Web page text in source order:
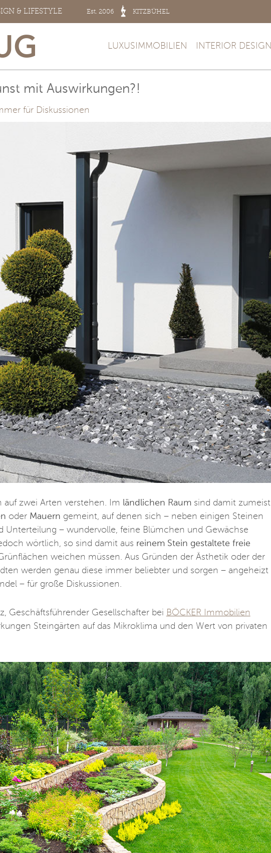
& LIFESTYLE Est. 2006 KITZBÜHEL
LUXUSIMMOBILIEN INTERIOR DESIGN
mit Auswirkungen?!
für Diskussionen
auf zwei Arten verstehen. Im ländlichen Raumsind damit zumeist
oder Mauern gemeint, auf denen sich – neben einigen Steinen
Unterteilung – wundervolle, feine Blümchen und Gewächse
wörtlich, so sind damit aus reinem Stein gestaltete freie
weichen müssen. Aus Gründen der Ästhetik oder der
werden genau diese immer beliebter und sorgen – angeheizt
– für große Diskussionen.
Geschäftsführender Gesellschafter bei BÖCKER Immobilien
Steingärten auf das Mikroklima und den Wert von privaten